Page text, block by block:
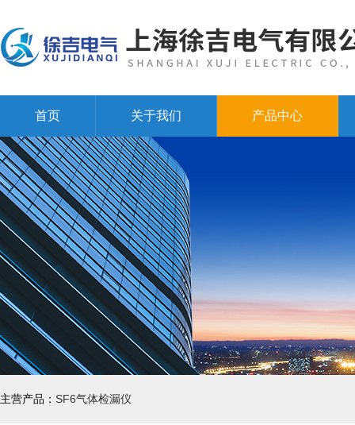
首页 关于我们 产品中心
主营产品： SF6气体检漏仪